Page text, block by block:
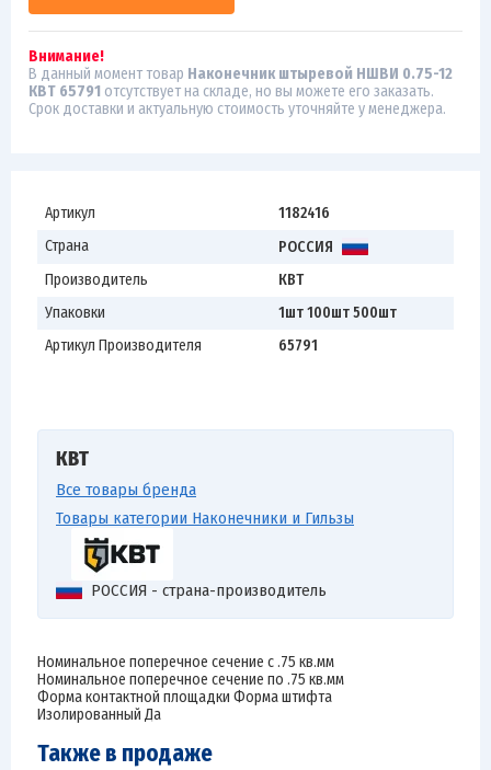
Внимание!
В данный момент товар Наконечник штыревой НШВИ 0.75-12
КВТ 65791 отсутствует на складе, но вы можете его заказать.
Срок доставки и актуальную стоимость уточняйте у менеджера.
Артикул
1182416
Страна
РОССИЯ
Производитель
КВТ
Упаковки
1шт 100шт 500шт
Артикул Производителя
65791
КВТ
Все товары бренда
Товары категории Наконечники и Гильзы
РОССИЯ - страна-производитель
Номинальное поперечное сечение с .75 кв.мм
Номинальное поперечное сечение по .75 кв.мм
Форма контактной площадки Форма штифта
Изолированный Да
Также в продаже